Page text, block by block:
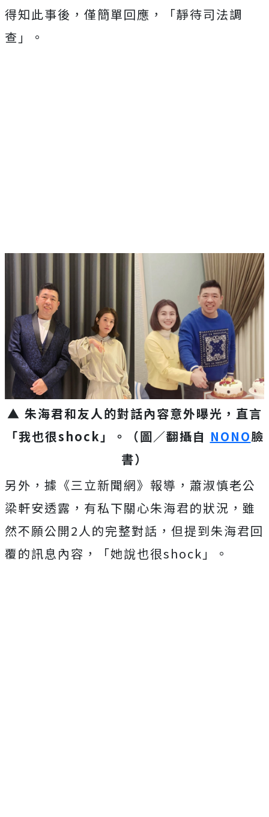
得知此事後，僅簡單回應，「靜待司法調
查」。
▲ 朱海君和友人的對話內容意外曝光，直言
「我也很shock」。（圖／翻攝自 NONO臉
書）
另外，據《三立新聞網》報導，蕭淑慎老公
梁軒安透露，有私下關心朱海君的狀況，雖
然不願公開2人的完整對話，但提到朱海君回
覆的訊息內容，「她說也很shock」。